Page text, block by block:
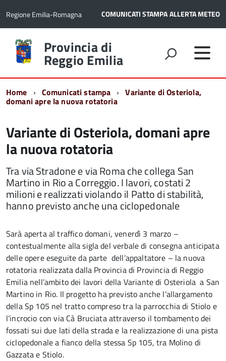
Regione Emilia-Romagna COMUNICATI STAMPAALLERTA METEO
Torna
alla
home
Provincia di
Reggio Emilia
Home Comunicati stampa Variante di Osteriola,
domani apre la nuova rotatoria
Variante di Osteriola, domani apre
la nuova rotatoria
Tra via Stradone e via Roma che collega San
Martino in Rio a Correggio. I lavori, costati 2
milioni e realizzati violando il Patto di stabilità,
hanno previsto anche una ciclopedonale
Sarà aperta al traffico domani, venerdì 3 marzo –
contestualmente alla sigla del verbale di consegna anticipata
delle opere eseguite da parte dell’appaltatore – la nuova
rotatoria realizzata dalla Provincia di Provincia di Reggio
Emilia nell’ambito dei lavori della Variante di Osteriola a San
Martino in Rio. Il progetto ha previsto anche l’allargamento
della Sp 105 nel tratto compreso tra la parrocchia di Stiolo e
l’incrocio con via Cà Bruciata attraverso il tombamento dei
fossati sui due lati della strada e la realizzazione di una pista
ciclopedonale a fianco della stessa Sp 105, tra Molino di
Gazzata e Stiolo.